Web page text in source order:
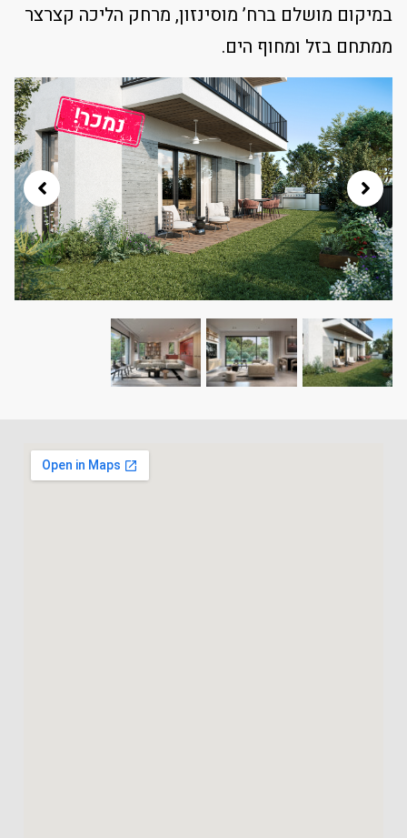
במיקום מושלם ברח’ מוסינזון, מרחק הליכה קצרצר
ממתחם בזל ומחוף הים.